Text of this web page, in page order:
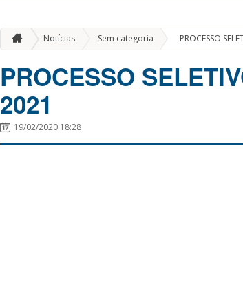
Notícias Sem categoria » PROCESSO
PROCESSO
2021
19/02/2020 18:28